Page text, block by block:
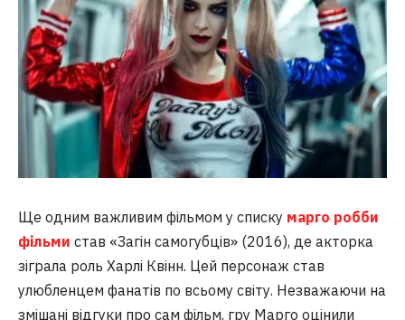
Ще одним важливим фільмом у списку марго робби
фільми став «Загін самогубців» (2016), де акторка
зіграла роль Харлі Квінн. Цей персонаж став
улюбленцем фанатів по всьому світу. Незважаючи на
змішані відгуки про сам фільм, гру Марго оцінили